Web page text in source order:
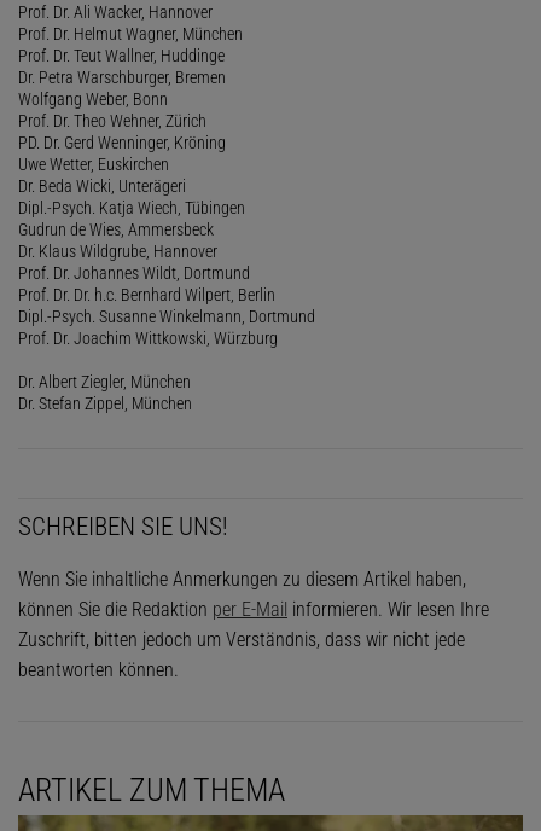
Prof. Dr. Ali Wacker, Hannover
Prof. Dr. Helmut Wagner, München
Prof. Dr. Teut Wallner, Huddinge
Dr. Petra Warschburger, Bremen
Wolfgang Weber, Bonn
Prof. Dr. Theo Wehner, Zürich
PD. Dr. Gerd Wenninger, Kröning
Uwe Wetter, Euskirchen
Dr. Beda Wicki, Unterägeri
Dipl.-Psych. Katja Wiech, Tübingen
Gudrun de Wies, Ammersbeck
Dr. Klaus Wildgrube, Hannover
Prof. Dr. Johannes Wildt, Dortmund
Prof. Dr. Dr. h.c. Bernhard Wilpert, Berlin
Dipl.-Psych. Susanne Winkelmann, Dortmund
Prof. Dr. Joachim Wittkowski, Würzburg
Dr. Albert Ziegler, München
Dr. Stefan Zippel, München
SCHREIBEN SIE UNS!
Wenn Sie inhaltliche Anmerkungen zu diesem Artikel haben,
können Sie die Redaktion per E-Mail informieren. Wir lesen Ihre
Zuschrift, bitten jedoch um Verständnis, dass wir nicht jede
beantworten können.
ARTIKEL ZUM THEMA